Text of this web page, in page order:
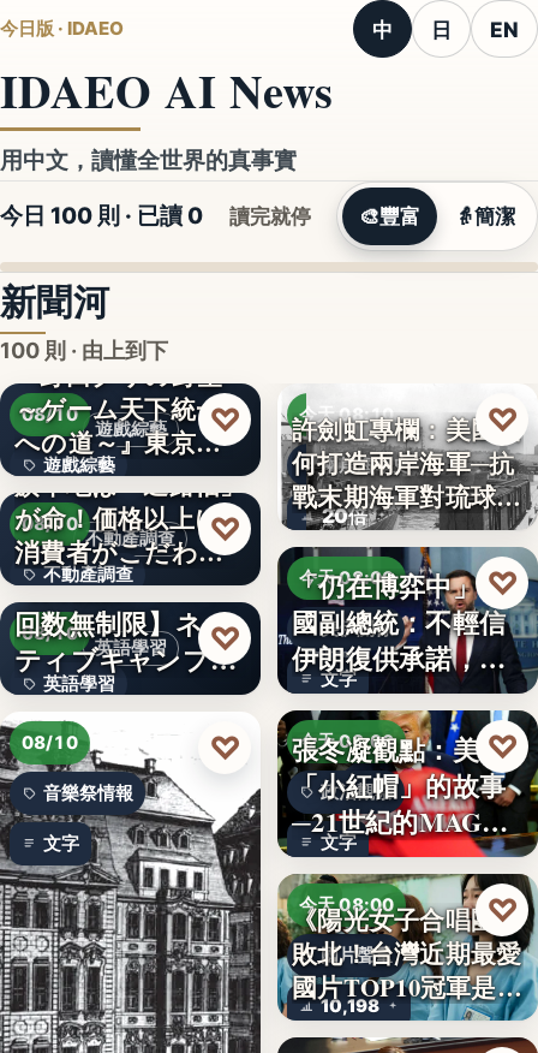
今日版 · IDAEO 中 日 EN
IDAEO AI News
用中文，讀懂全世界的真事實
今日 100 則 · 已讀 0 讀完就停 🎨豐富 👵簡潔
新聞河
100 則 · 由上到下
遊戲綜藝
08/10
遊戲綜藝
2
『野田クリの野望
～ゲーム天下統一
への道～』東京ゲ
ームショ…
♡
不動產調查
08/10
不動產調查
57.4%
旗竿地は「通路幅」
が命！価格以上に
消費者がこだわる
絶対条…
♡
英語學習
08/10
英語學習
文字
【英会話レッスン
回数無制限】ネイ
ティブキャンプ、
レッスン…
♡
08/10
音樂祭情報
文字
♡
今天 08:10
兩岸海軍史
20倍
許劍虹專欄：美國如
何打造兩岸海軍─抗
戰末期海軍對琉球的
覬…
♡
今天 08:00
美伊關係
文字
「仍在博弈中」 美
國副總統：不輕信
伊朗復供承諾，外
交、經…
♡
今天 08:00
政治觀察
文字
張冬凝觀點：美國
「小紅帽」的故事
─21世紀的MAGA
有沒…
♡
今天 08:00
國片聲量
10,198
《陽光女子合唱團》
敗北！台灣近期最愛
國片TOP10冠軍是…
♡